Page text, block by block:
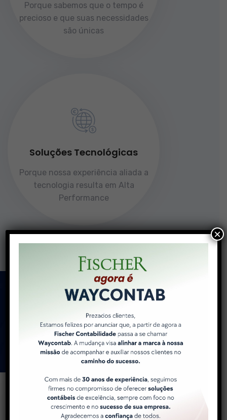
Porque sabemos que o tempo é
precioso e que suas necessidades
são únicas
Soluções Tecnológicas
Porque nossa experiência aliada a
tecnologia resulta em Alta
Performance
Como a WayContab pode
ajudar você e sua
empresa
×